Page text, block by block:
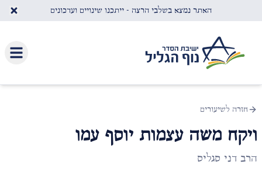
דלג לתוכן העיקריהאתר נמצא בשלבי הרצה - ייתכנו שינויים ועדכונים
חזרה לשיעורים
ויקח משה עצמות יוסף עמו
הרב דני סגליס